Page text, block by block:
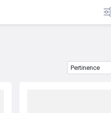
Trier les